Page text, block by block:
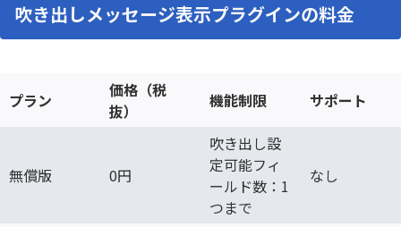
吹き出しメッセージ表示プラグインの料金
プラン
価格（税
抜）
機能制限 サポート
無償版 0円
吹き出し設
定可能フィ
ールド数：1
つまで
なし